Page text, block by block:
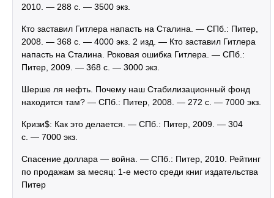
2010. — 288 с. — 3500 экз.
Кто заставил Гитлера напасть на Сталина. — СПб.: Питер,
2008. — 368 с. — 4000 экз. 2 изд. — Кто заставил Гитлера
напасть на Сталина. Роковая ошибка Гитлера. — СПб.:
Питер, 2009. — 368 с. — 3000 экз.
Шерше ля нефть. Почему наш Стабилизационный фонд
находится там? — СПб.: Питер, 2008. — 272 с. — 7000 экз.
Кризи$: Как это делается. — СПб.: Питер, 2009. — 304
с. — 7000 экз.
Спасение доллара — война. — СПб.: Питер, 2010. Рейтинг
по продажам за месяц: 1-е место среди книг издательства
Питер